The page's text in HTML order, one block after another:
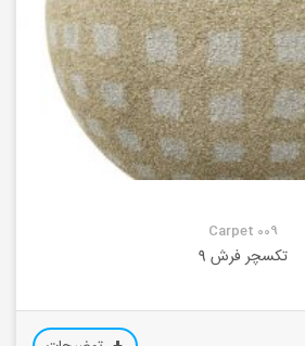
Carpet 009
تکسچر فرش 9